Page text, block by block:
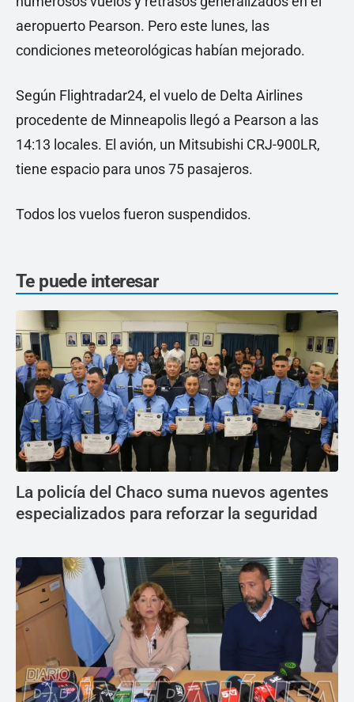
aeropuerto Pearson. Pero este lunes, las
condiciones meteorológicas habían mejorado.
Según Flightradar24, el vuelo de Delta Airlines
procedente de Minneapolis llegó a Pearson a las
14:13 locales. El avión, un Mitsubishi CRJ-900LR,
tiene espacio para unos 75 pasajeros.
Todos los vuelos fueron suspendidos.
Te puede interesar
La policía del Chaco suma nuevos agentes
especializados para reforzar la seguridad